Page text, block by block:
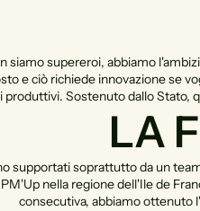
siamo supereroi, abbiamo
e ciò richiede innovazione se
produttivi. Sostenuto dallo Stato,
LA
supportati soprattutto da un
nella regione dell'Ile de
consecutiva, abbiamo ottenuto